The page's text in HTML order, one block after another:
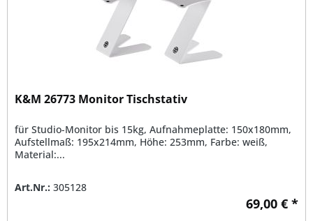
K&M 26773 Monitor Tischstativ
für Studio-Monitor bis 15kg, Aufnahmeplatte: 150x180mm,
Aufstellmaß: 195x214mm, Höhe: 253mm, Farbe: weiß,
Material:...
Art.Nr.: 305128
69,00 € *